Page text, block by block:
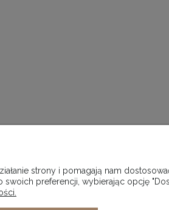
strony i pomagają nam
preferencji, wybierając opcję